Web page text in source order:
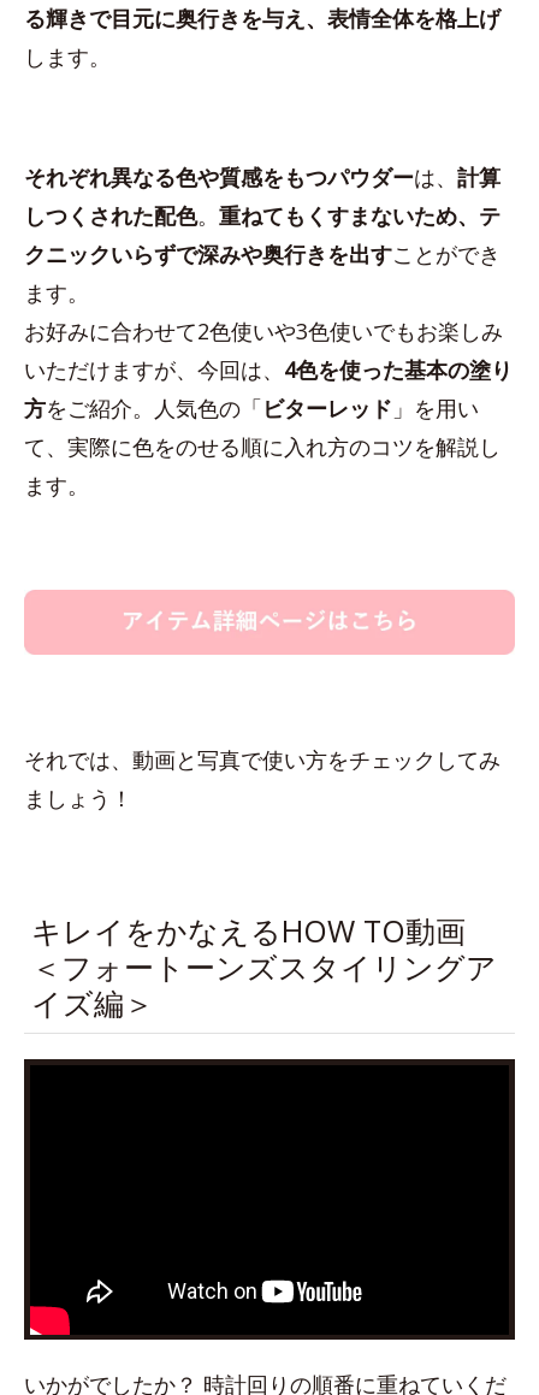
る輝きで目元に奥行きを与え、表情全体を格上げ
します。
それぞれ異なる色や質感をもつパウダーは、 計算
しつくされた配色。 重ねてもくすまないため、テ
クニックいらずで深みや奥行きを出すことができ
ます。
お好みに合わせて2色使いや3色使いでもお楽しみ
いただけますが、今回は、 4色を使った基本の塗り
方をご紹介。人気色の「ビターレッド 」を用い
て、実際に色をのせる順に入れ方のコツを解説し
ます。
それでは、動画と写真で使い方をチェックしてみ
ましょう！
キレイをかなえるHOW TO動画
＜フォートーンズスタイリングア
イズ編＞
いかがでしたか？ 時計回りの順番に重ねていくだ